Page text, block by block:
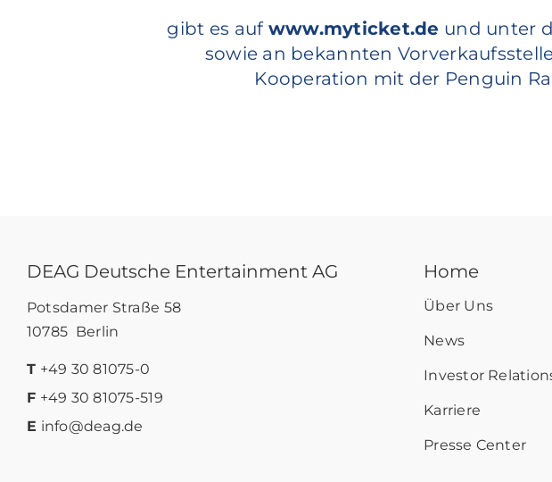
gibt es auf www.myticket.de und unter
sowie an bekannten
Kooperation mit der Penguin
DEAG Deutsche Entertainment AG
Potsdamer Straße 58
10785 Berlin
T +49 30 81075-0
F +49 30 81075-519
E info@deag.de
Home
Über Uns
News
Investor
Karriere
Presse Center